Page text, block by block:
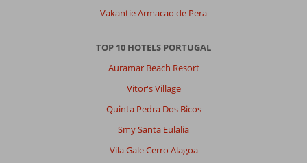
Vakantie Armacao de Pera
TOP 10 HOTELS PORTUGAL
Auramar Beach Resort
Vitor's Village
Quinta Pedra Dos Bicos
Smy Santa Eulalia
Vila Gale Cerro Alagoa